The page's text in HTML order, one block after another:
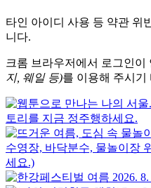
타인 아이디 사용 등 약관 위
니다.
크롬 브라우저에서 로그인이
지, 웨일 등)를 이용해 주시기